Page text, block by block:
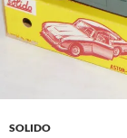
SOLIDO